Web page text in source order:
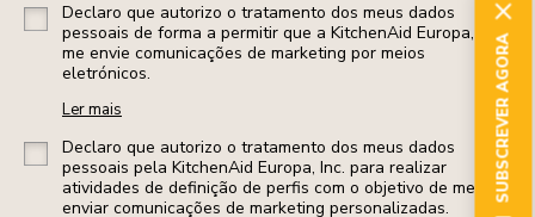
Declaro que autorizo o tratamento dos meus dados
pessoais de forma a permitir que a KitchenAid Europa, Inc.
me envie comunicações de marketing por meios
eletrónicos.
Ler mais
Declaro que autorizo o tratamento dos meus dados
pessoais pela KitchenAid Europa, Inc. para realizar
atividades de definição de perfis com o objetivo de me
enviar comunicações de marketing personalizadas.
SUBSCREVER AGORA